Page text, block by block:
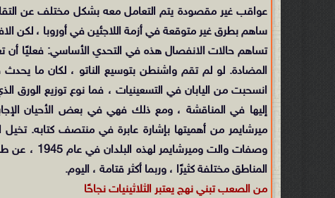
عواقب غير مقصودة يتم التعامل معه بشكل مختلف عن
ساهم بطرق غير متوقعة في أزمة اللاجئين في أوروبا ، لكن
تساهم حالات الانفصال هذه في التحدي الأساسي: فعليًا أن
المضادة. لو لم تقم واشنطن بتوسيع الناتو ، لكان ما
انسحبت من اليابان في التسعينيات ، فما نوع توزيع
إليها في المناقشة ، ومع ذلك فهي في بعض الأحيان
ميرشايمر من أهميتها بإشارة عابرة في منتصف كتابه.
وصفات
المناطق مختلفة كثيرًا ، وربما أكثر قتامة ، اليوم.
من الصعب تبني نهج يعتبر الثلاثينيات نجاحًا